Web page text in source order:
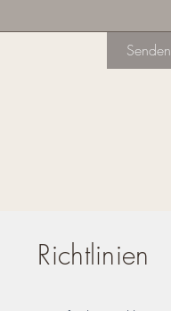
Senden
Richtlinien